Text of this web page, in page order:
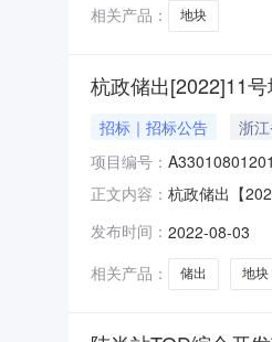
相关产品：
地块
杭政储出[2022]11号
招标｜招标公告 浙
项目编号：
正文内容： 杭政储出【
市建设局招标
发布时间： 2022-08-03
相关产品：
储出 地块